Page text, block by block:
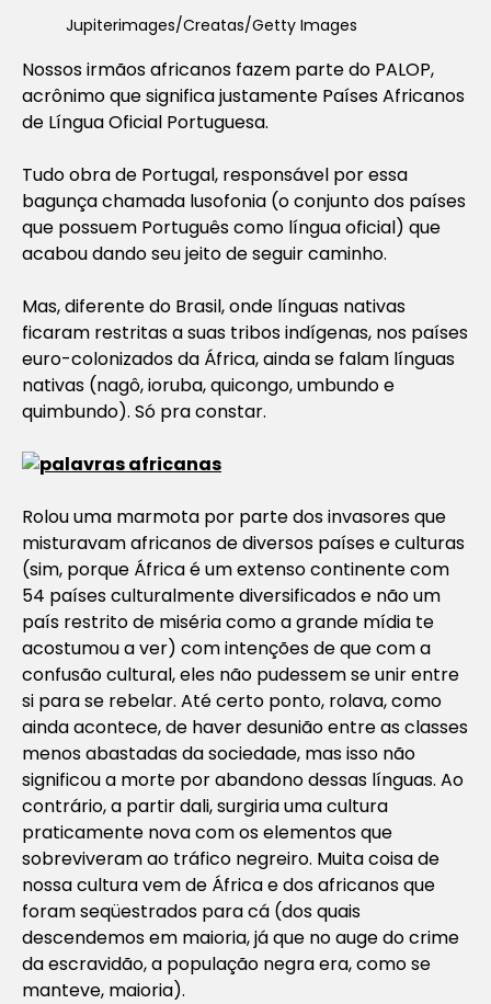
Jupiterimages/Creatas/Getty Images
Nossos irmãos africanos fazem parte do PALOP,
acrônimo que significa justamente Países Africanos
de Língua Oficial Portuguesa.
Tudo obra de Portugal, responsável por essa
bagunça chamada lusofonia (o conjunto dos países
que possuem Português como língua oficial) que
acabou dando seu jeito de seguir caminho.
Mas, diferente do Brasil, onde línguas nativas
ficaram restritas a suas tribos indígenas, nos países
euro-colonizados da África, ainda se falam línguas
nativas (nagô, ioruba, quicongo, umbundo e
quimbundo). Só pra constar.
Rolou uma marmota por parte dos invasores que
misturavam africanos de diversos países e culturas
(sim, porque África é um extenso continente com
54 países culturalmente diversificados e não um
país restrito de miséria como a grande mídia te
acostumou a ver) com intenções de que com a
confusão cultural, eles não pudessem se unir entre
si para se rebelar. Até certo ponto, rolava, como
ainda acontece, de haver desunião entre as classes
menos abastadas da sociedade, mas isso não
significou a morte por abandono dessas línguas. Ao
contrário, a partir dali, surgiria uma cultura
praticamente nova com os elementos que
sobreviveram ao tráfico negreiro. Muita coisa de
nossa cultura vem de África e dos africanos que
foram seqüestrados para cá (dos quais
descendemos em maioria, já que no auge do crime
da escravidão, a população negra era, como se
manteve, maioria).